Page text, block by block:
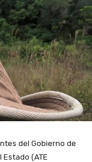
del Gobierno de
(ATE